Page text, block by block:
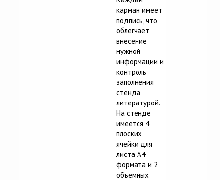
карман имеет
подпись, что
облегчает
внесение
нужной
информации и
контроль
заполнения
стенда
литературой.
На стенде
имеется 4
плоских
ячейки для
листа А4
формата и 2
объемных